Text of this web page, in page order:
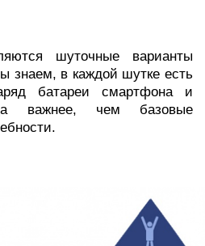
шуточные варианты
знаем, в каждой шутке есть
батареи смартфона и
важнее, чем базовые